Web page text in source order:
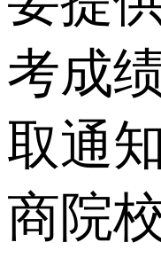
考成
取通
商院